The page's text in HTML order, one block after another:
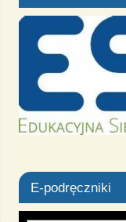
E-podręczniki